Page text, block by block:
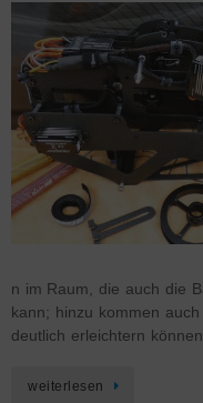
n im Raum, die auch die
kann; hinzu kommen
deutlich erleichtern
weiterlesen